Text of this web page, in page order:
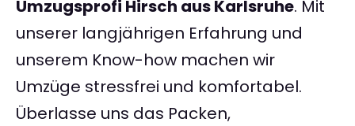
Umzugsprofi Hirsch aus Karlsruhe. Mit
unserer langjährigen Erfahrung und
unserem Know-how machen wir
Umzüge stressfrei und komfortabel.
Überlasse uns das Packen,